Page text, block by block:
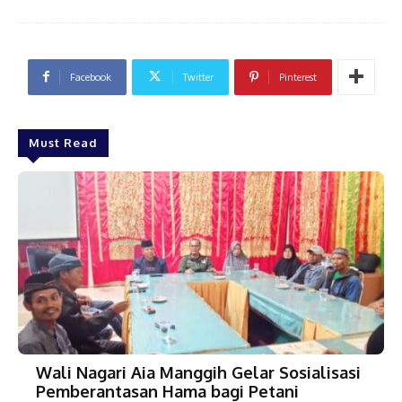
Facebook Twitter Pinterest
Must Read
Wali Nagari Aia Manggih Gelar Sosialisasi
Pemberantasan Hama bagi Petani